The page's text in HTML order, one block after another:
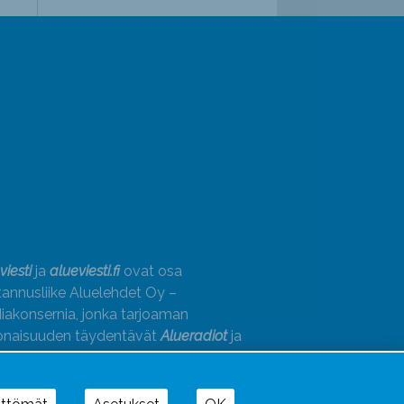
ja alueviesti.fiovat osa
Aluelehdet Oy –
jonka tarjoaman
täydentävät Alueradiotja